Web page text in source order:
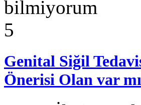
bilmiyorum
5
Genital Siğil
Önerisi Olan var